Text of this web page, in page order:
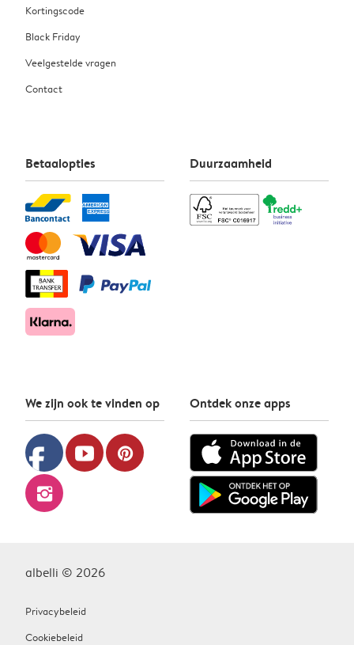
Kortingscode
Black Friday
Veelgestelde vragen
Contact
Betaalopties Duurzaamheid
We zijn ook te vinden op
facebook youtube pinterest
instagram
Ontdek onze apps
albelli © 2026
Privacybeleid
Cookiebeleid